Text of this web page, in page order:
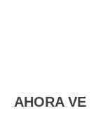
AHORA VE